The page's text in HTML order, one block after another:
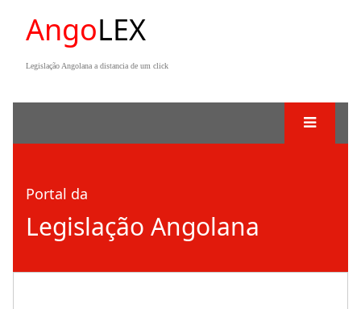
AngoLEX
Legislação Angolana a distancia de um click
Portal da
Legislação Angolana